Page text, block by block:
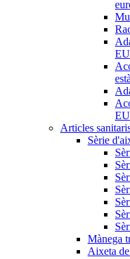
Articles
Sèrie
Mànega
Aixeta